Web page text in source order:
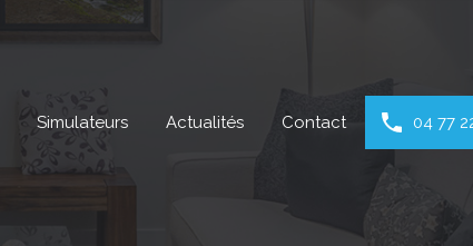
Simulateurs Actualités Contact 04 77